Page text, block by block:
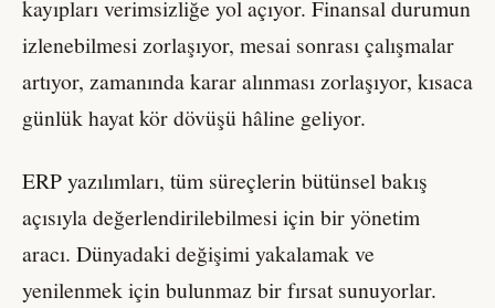
kayıpları verimsizliğe yol açıyor. Finansal durumun
izlenebilmesi zorlaşıyor, mesai sonrası çalışmalar
artıyor, zamanında karar alınması zorlaşıyor, kısaca
günlük hayat kör dövüşü hâline geliyor.
ERP yazılımları, tüm süreçlerin bütünsel bakış
açısıyla değerlendirilebilmesi için bir yönetim
aracı. Dünyadaki değişimi yakalamak ve
yenilenmek için bulunmaz bir fırsat sunuyorlar.